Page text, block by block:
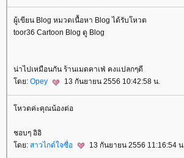
ผู้เขียน Blog หมวดเนื้อหา Blog ได้รับโหวต
toor36 Cartoon Blog ดู Blog
น่าไปเหมือนกัน ร้านเมดคาเฟ่ คงแปลกๆดี
ดย: Opey 13 กันยายน 2556 10:42:58 น.
หวตค่ะคุณน้องต่อ
ชอบๆ อิอิ
ดย: สาวไกด์ใจซื่อ 13 กันยายน 2556 11:16:54 น.